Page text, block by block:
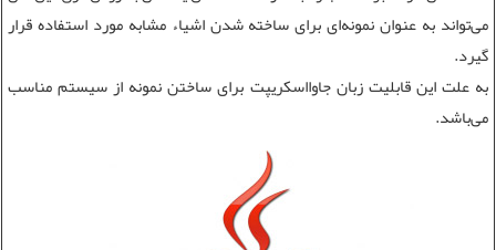
می‌تواند به عنوان نمونه‌ای برای ساخته شدن اشیاء مشابه مورد استفاده قرار
گیرد.
به علت این قابلیت زبان جاوااسکریپت برای ساختن نمونه از سیستم مناسب
می‌باشد.